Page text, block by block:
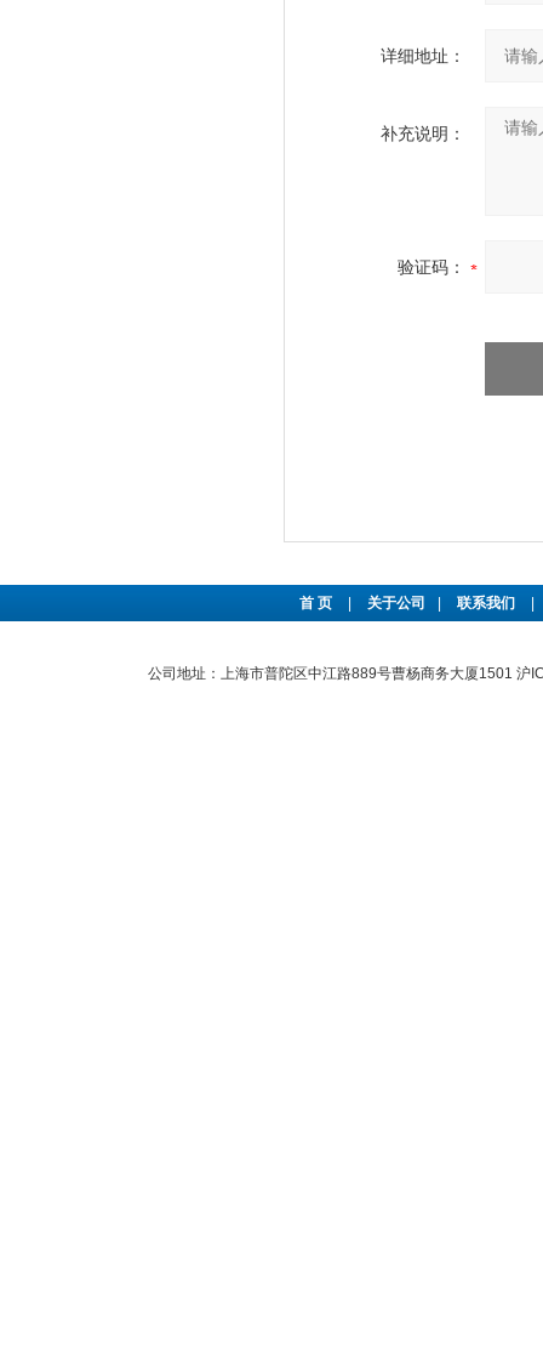
详细地址：
补充说明：
验证码：
首 页 关于公司 联系我们
公司地址：上海市普陀区中江路889号曹杨商务大厦1501 沪